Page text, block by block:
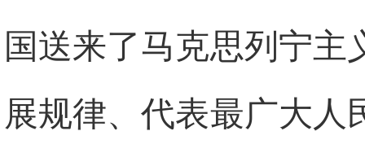
国送来了马克思列宁
展规律、代表最广大人